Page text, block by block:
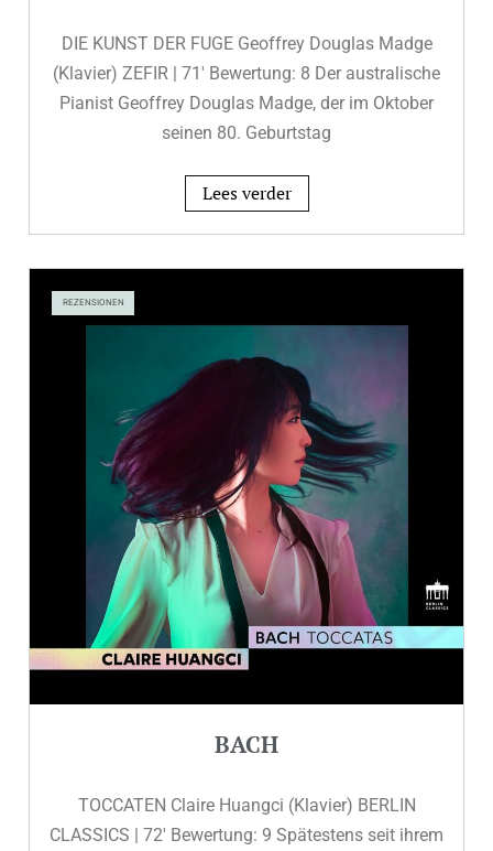
DIE KUNST DER FUGE Geoffrey Douglas Madge
(Klavier) ZEFIR | 71′ Bewertung: 8 Der australische
Pianist Geoffrey Douglas Madge, der im Oktober
seinen 80. Geburtstag
Lees verder
REZENSIONEN
BACH
TOCCATEN Claire Huangci (Klavier) BERLIN
CLASSICS | 72′ Bewertung: 9 Spätestens seit ihrem